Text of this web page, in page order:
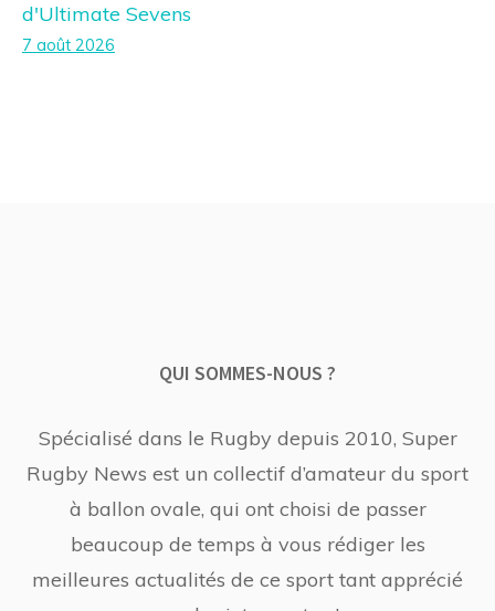
d'Ultimate Sevens
7 août 2026
QUI SOMMES-NOUS ?
Spécialisé dans le Rugby depuis 2010, Super
Rugby News est un collectif d’amateur du sport
à ballon ovale, qui ont choisi de passer
beaucoup de temps à vous rédiger les
meilleures actualités de ce sport tant apprécié